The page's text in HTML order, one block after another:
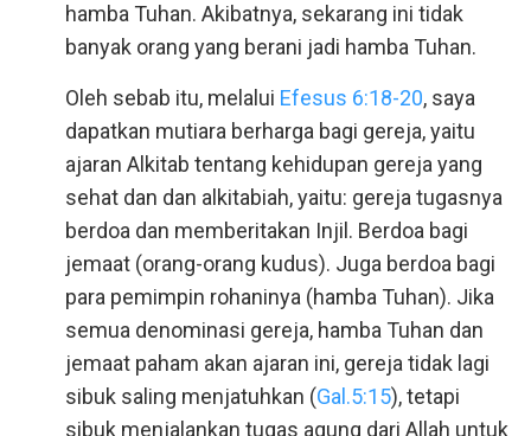
hamba Tuhan. Akibatnya, sekarang ini tidak
banyak orang yang berani jadi hamba Tuhan.
Oleh sebab itu, melalui Efesus 6:18-20, saya
dapatkan mutiara berharga bagi gereja, yaitu
ajaran Alkitab tentang kehidupan gereja yang
sehat dan dan alkitabiah, yaitu: gereja tugasnya
berdoa dan memberitakan Injil. Berdoa bagi
jemaat (orang-orang kudus). Juga berdoa bagi
para pemimpin rohaninya (hamba Tuhan). Jika
semua denominasi gereja, hamba Tuhan dan
jemaat paham akan ajaran ini, gereja tidak lagi
sibuk saling menjatuhkan (Gal.5:15), tetapi
sibuk menjalankan tugas agung dari Allah untuk